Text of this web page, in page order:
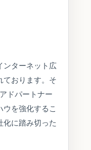
ンターネット広
ております。そ
ドパートナー
ウを強化するこ
化に踏み切った